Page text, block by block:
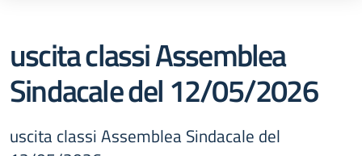
uscita classi Assemblea
Sindacale del 12/05/2026
uscita classi Assemblea Sindacale del